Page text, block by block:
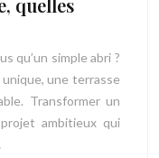
quelles
qu’un simple abri ?
une terrasse
Transformer un
ambitieux qui